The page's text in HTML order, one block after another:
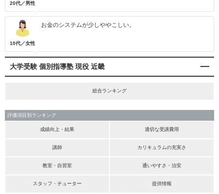
20代／男性
10代／女性
お金のシステムが少しややこしい。
大学受験 個別指導塾 現役 近畿
総合ランキング
評価項目別ランキング
成績向上・結果 適切な受講費用
講師 カリキュラムの充実さ
教室・自習室 通いやすさ・治安
スタッフ・チューター 提供情報